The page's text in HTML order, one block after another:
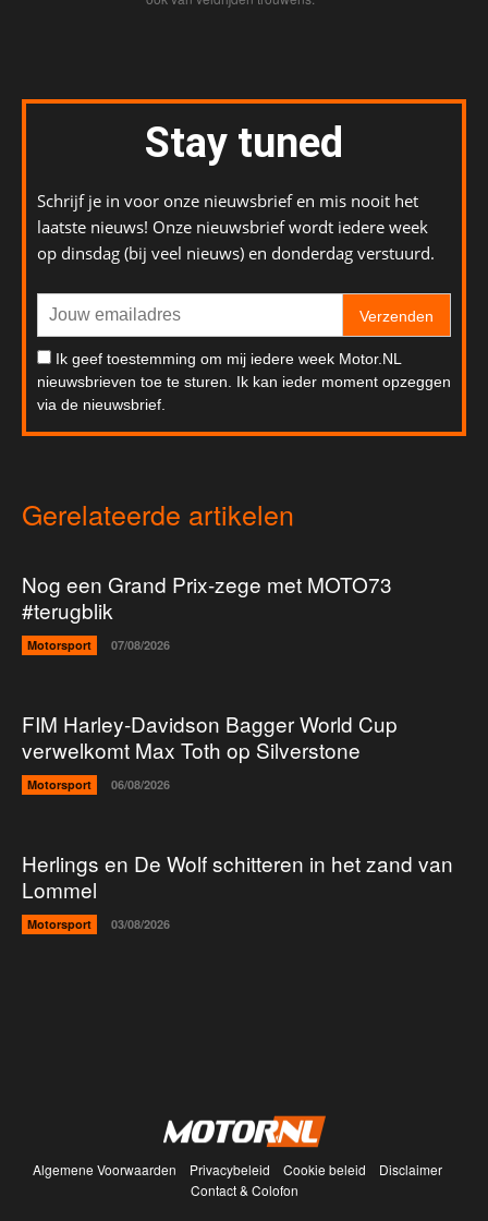
Stay tuned
Schrijf je in voor onze nieuwsbrief en mis nooit het
laatste nieuws! Onze nieuwsbrief wordt iedere week
op dinsdag (bij veel nieuws) en donderdag verstuurd.
Verzenden
Ik geef toestemming om mij iedere week Motor.NL
nieuwsbrieven toe te sturen. Ik kan ieder moment opzeggen
via de nieuwsbrief.
Gerelateerde artikelen
Nog een Grand Prix-zege met MOTO73
#terugblik
Motorsport 07/08/2026
FIM Harley-Davidson Bagger World Cup
verwelkomt Max Toth op Silverstone
Motorsport 06/08/2026
Herlings en De Wolf schitteren in het zand van
Lommel
Motorsport 03/08/2026
Algemene Voorwaarden Privacybeleid Cookie beleid
Disclaimer
Contact & Colofon